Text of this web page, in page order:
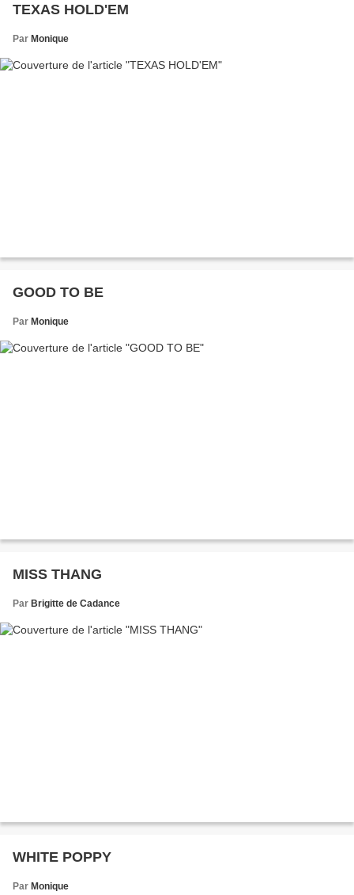
TEXAS HOLD'EM
Par Monique
GOOD TO BE
Par Monique
MISS THANG
Par Brigitte de Cadance
WHITE POPPY
Par Monique